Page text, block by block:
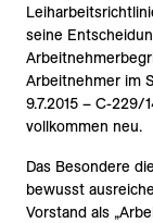
seine
Arbeitnehmer im
9.7.2015 – C-229/
vollkommen neu.
Das Besondere
bewusst
Vorstand als